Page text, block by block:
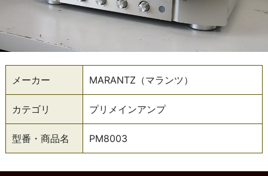
メーカー MARANTZ（マランツ）
カテゴリ プリメインアンプ
型番・商品名 PM8003